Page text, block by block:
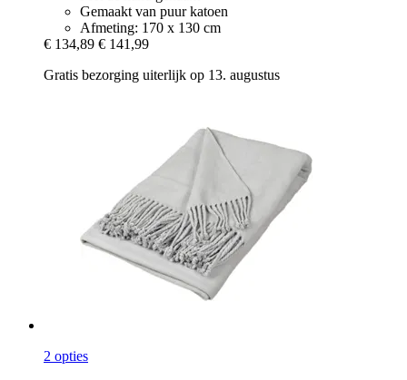
Gemaakt van puur katoen
Afmeting: 170 x 130 cm
€ 134,89 € 141,99
Gratis bezorging uiterlijk op 13. augustus
2 opties